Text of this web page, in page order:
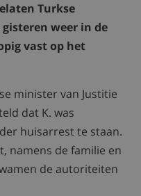
Turkse
weer in de
vast op het
minister van Justitie
dat K. was
huisarrest te staan.
namens de familie en
de autoriteiten